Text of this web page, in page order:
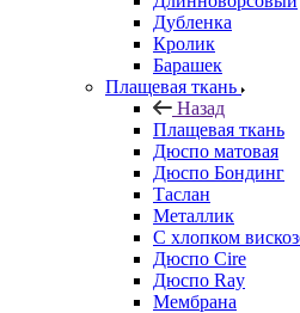
Дубленка
Кролик
Барашек
Плащевая ткань
Назад
Плащевая ткань
Дюспо матовая
Дюспо Бондинг
Таслан
Металлик
С хлопком
Дюспо Cire
Дюспо Ray
Мембрана